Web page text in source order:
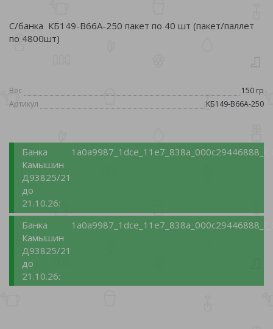
С/банка КБ149-В66А-250 пакет по 40 шт (пакет/паллет
по 4800шт)
Вес
150 гр
Артикул
КБ149-В66А-250
Банка
Камышин
Д93825/21
до
21.10.26:
Банка
Камышин
Д93825/21
до
21.10.26: